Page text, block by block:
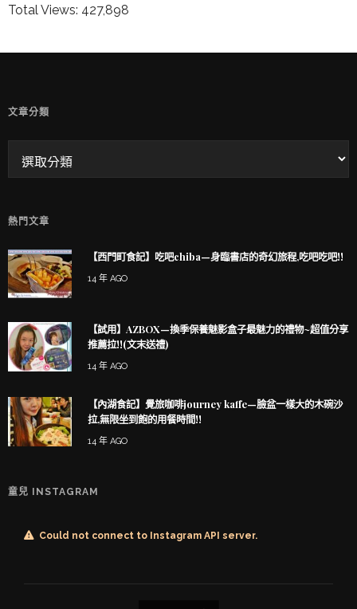
Total Views: 427,898
童兒的 INSTAGRAM
文章分類
熱門文章
【西門町食記】吃吧chiba—身臨書店的奇幻旅程,吃吧吃吧!!
14 年 AGO
【試用】AZBOX—換季保養魅影盒子最魅力的禮物~超值分享
推薦拉!!(文末送禮)
14 年 AGO
【內湖食記】覺旅咖啡journey kaffe—臉盆一樣大的木碗沙
拉,無限坐到飽的用餐時間!!
14 年 AGO
童兒 INSTAGRAM
Could not connect to Instagram API server.